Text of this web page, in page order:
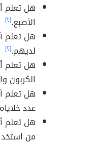
هل تعلم
الأصبع.[٢]
هل تعلم
لديهم.[٢]
هل تعلم
الكربون
هل تعلم
عدد
هل تعلم
من